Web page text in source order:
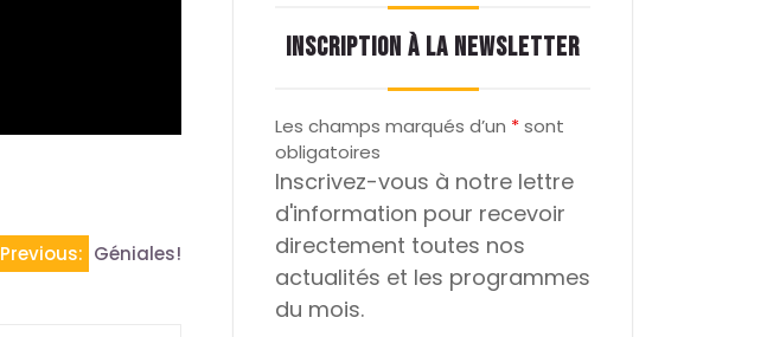
Previous: Géniales!
INSCRIPTION À LA NEWSLETTER
Les champs marqués d’un *sont
obligatoires
Inscrivez-vous à notre lettre
d'information pour recevoir
directement toutes nos
actualités et les programmes
du mois.